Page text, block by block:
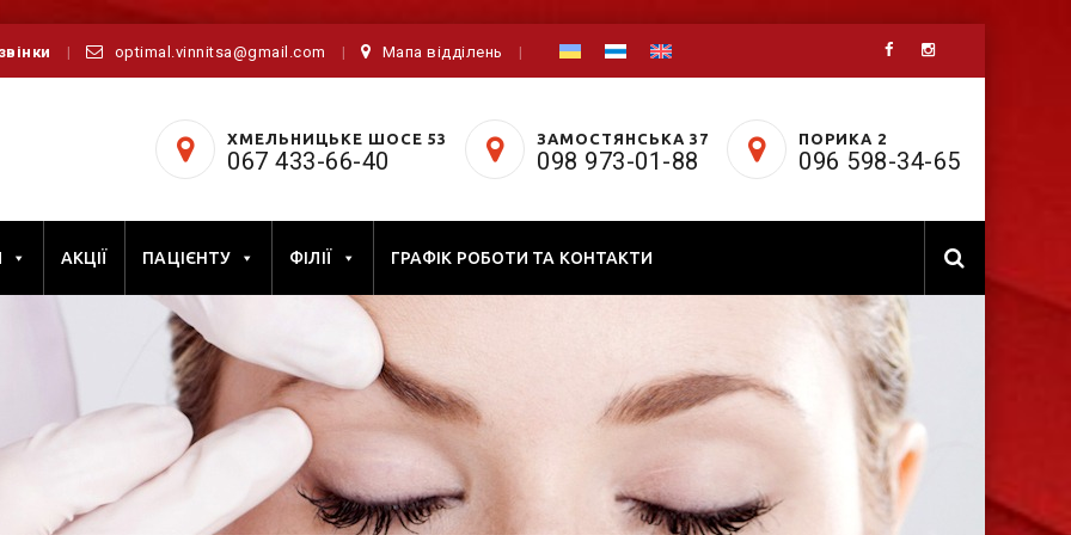
optimal.vinnitsa@gmail.com Мапа відділень
ХМЕЛЬНИЦЬКЕ ШОСЕ 53
067 433-66-40
ЗАМОСТЯНСЬКА 37
098 973-01-88
ПОРИКА 2
096 598-34-65
АКЦІЇ ПАЦІЄНТУ ФІЛІЇ ГРАФІК РОБОТИ ТА КОНТАКТИ